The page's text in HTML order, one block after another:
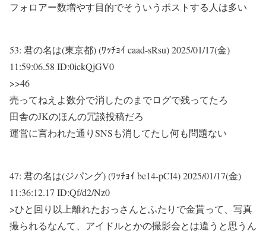
フォロアー数増やす目的でそういうポストする人は多い
53: 君の名は(東京都) (ﾜｯﾁｮｲ caad-sRsu)2025/01/17(金)
11:59:06.58 ID:0ickQjGV0
>>46
売ってねえよ数分で消したのまでログで残ってたろ
田舎のJKのほんの冗談投稿だろ
運営に言われた通りSNSも消してたし何も問題ない
47: 君の名は(ジパング) (ﾜｯﾁｮｲ be14-pCI4)2025/01/17(金)
11:36:12.17 ID:Qf/d2/Nz0
>ひと回り以上離れたおっさんとふたりで金貰って、写真
撮られるなんて、アイドルとかの撮影会とは違うと思うん